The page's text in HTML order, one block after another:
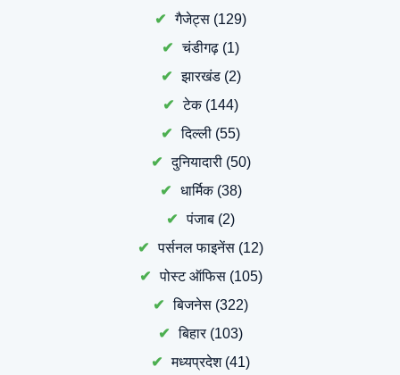
गैजेट्स (129)
चंडीगढ़ (1)
झारखंड(2)
टेक(144)
दिल्ली (55)
दुनियादारी(50)
धार्मिक(38)
पंजाब (2)
पर्सनल फाइनेंस (12)
पोस्ट ऑफिस(105)
बिजनेस (322)
बिहार(103)
मध्यप्रदेश(41)